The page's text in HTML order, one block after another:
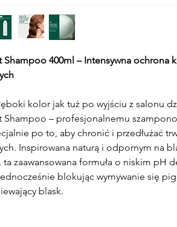
Shampoo 400ml – Intensywna ochrona
kolor jak tuż po wyjściu z salonu
Shampoo – profesjonalnemu
po to, aby chronić i przedłużać
Inspirowana naturą i odpornym na
zaawansowana formuła o niskim pH
blokując wymywanie się
blask.